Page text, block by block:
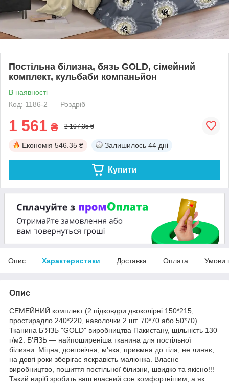
Постільна білизна, бязь GOLD, сімейний
комплект, кульбаби компаньйон
В наявності
Код: 1186-2
Роздріб
1 561 ₴ 2 107,35 ₴
Економія 546.35 ₴ Залишилось 44 дні
Купити
Опис Характеристики Доставка Оплата Умови
Опис
СЕМЕЙНИЙ комплект (2 підковдри двоколірні 150*215,
простирадло 240*220, наволочки 2 шт. 70*70 або 50*70)
Тканина Б'ЯЗЬ "GOLD" виробництва Пакистану, щільність 130
г/м2. Б'ЯЗЬ — найпоширеніша тканина для постільної
білизни. Міцна, довговічна, м'яка, приємна до тіла, не линяє,
на довгі роки зберігає яскравість малюнка. Власне
виробництво, пошиття постільної білизни, швидко та якісно!!!
Такий виріб зробить ваш власний сон комфортнішим, а як